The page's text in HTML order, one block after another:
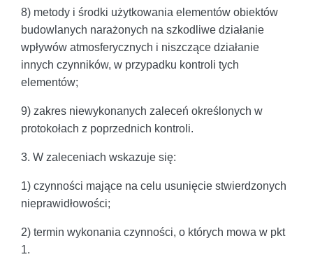
8) metody i środki użytkowania elementów obiektów
budowlanych narażonych na szkodliwe działanie
wpływów atmosferycznych i niszczące działanie
innych czynników, w przypadku kontroli tych
elementów;
9) zakres niewykonanych zaleceń określonych w
protokołach z poprzednich kontroli.
3. W zaleceniach wskazuje się:
1) czynności mające na celu usunięcie stwierdzonych
nieprawidłowości;
2) termin wykonania czynności, o których mowa w pkt
1.